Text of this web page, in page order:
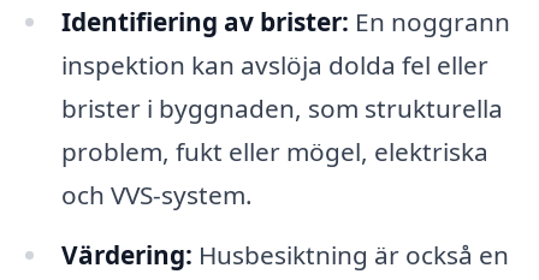
Identifiering av brister: En noggrann
inspektion kan avslöja dolda fel eller
brister i byggnaden, som strukturella
problem, fukt eller mögel, elektriska
och VVS-system.
Värdering: Husbesiktning är också en